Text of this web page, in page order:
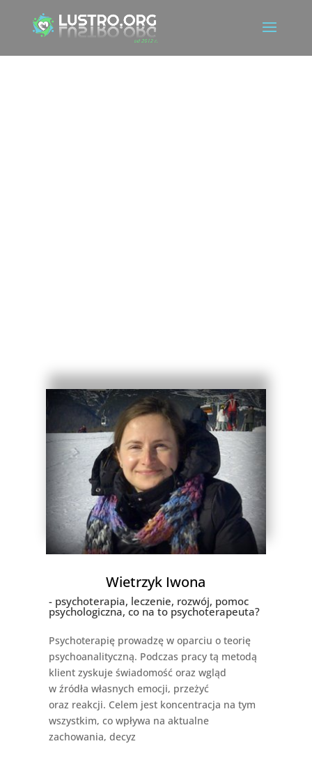
Wietrzyk Iwona
- psychoterapia, leczenie, rozwój, pomoc
psychologiczna, co na to psychoterapeuta?
Psychoterapię prowadzę w oparciu o teorię
psychoanalityczną. Podczas pracy tą metodą
klient zyskuje świadomość oraz wgląd
w źródła własnych emocji, przeżyć
oraz reakcji. Celem jest koncentracja na tym
wszystkim, co wpływa na aktualne
zachowania, decyz